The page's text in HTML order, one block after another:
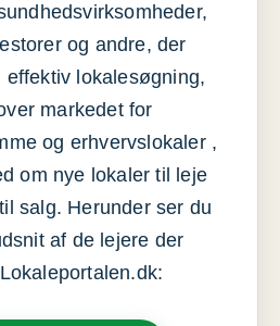
og andre, der
effektiv lokalesøgning,
markedet for
og erhvervslokaler ,
om nye lokaler til leje
salg. Herunder ser du
af de lejere der